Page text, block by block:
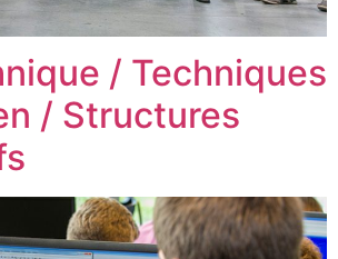
/ Techniques
/ Structures